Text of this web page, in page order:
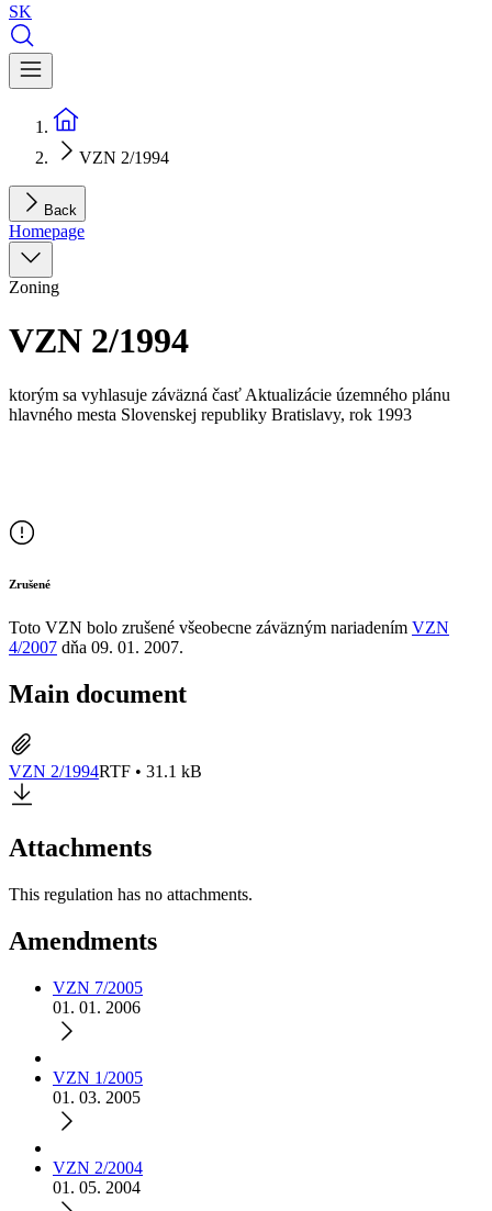
SK
VZN 2/1994
Back
Homepage
Zoning
VZN 2/1994
ktorým sa vyhlasuje záväzná časť Aktualizácie územného plánu
hlavného mesta Slovenskej republiky Bratislavy, rok 1993
Zrušené
Toto VZN bolo zrušené všeobecne záväzným nariadením VZN
4/2007 dňa 09. 01. 2007.
Main document
VZN 2/1994RTF • 31.1 kB
Attachments
This regulation has no attachments.
Amendments
VZN 7/2005
01. 01. 2006
VZN 1/2005
01. 03. 2005
VZN 2/2004
01. 05. 2004